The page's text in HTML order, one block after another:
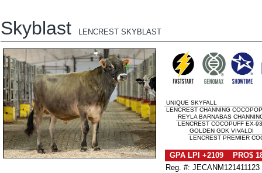
Skyblast LENCREST SKYBLAST
UNIQUE SKYFALL
LENCREST CHANNING
REYLA BARNABAS
LENCREST COCOPUFF EX-
GOLDEN GDK VIVALDI
LENCREST PREMIER
GPA LPI +2109 PRO$
Reg. #: JECANM121411123